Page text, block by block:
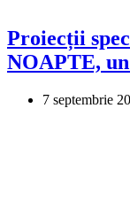
Proiecții
NOAPTE,
7 septembrie